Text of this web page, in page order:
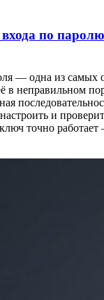
по
— одна из самых
в неправильном
и
точно